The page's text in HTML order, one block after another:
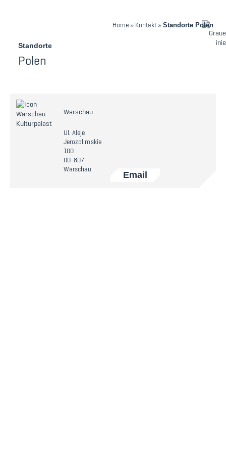
Home » Kontakt » Standorte Polen
Standorte
Polen
Warschau
Ul. Aleje
Jerozolimskie
100
00-807
Warschau
Email